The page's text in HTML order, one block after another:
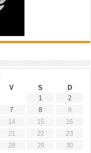
V S
D
1
2
7 8
9
14 15
16
21 22
23
28 29
30